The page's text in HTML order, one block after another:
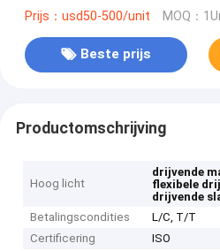
Uitsteekselbaggermachine de
Prijs：usd50-500/unit MOQ：
Beste prijs
Productomschrijving
Hoog licht
drijvende
flexibele
drijvende
Betalingscondities
L/C, T/T
Certificering
ISO